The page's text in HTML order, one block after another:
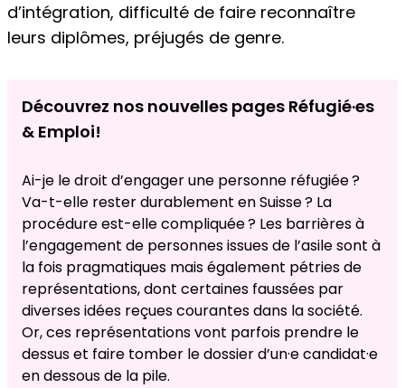
d’intégration, difficulté de faire reconnaître
leurs diplômes, préjugés de genre.
Découvrez nos nouvelles pages Réfugié·es
& Emploi!
Ai-je le droit d’engager une personne réfugiée ?
Va-t-elle rester durablement en Suisse ? La
procédure est-elle compliquée ? Les barrières à
l’engagement de personnes issues de l’asile sont à
la fois pragmatiques mais également pétries de
représentations, dont certaines faussées par
diverses idées reçues courantes dans la société.
Or, ces représentations vont parfois prendre le
dessus et faire tomber le dossier d’un·e candidat·e
en dessous de la pile.